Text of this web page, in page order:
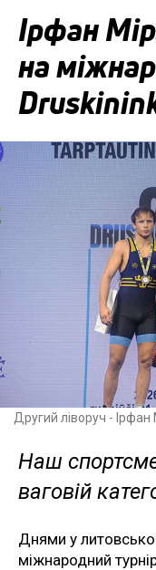
Ірфан
на
Другий ліворуч -
Наш
ваговій
Днями у
міжнародний